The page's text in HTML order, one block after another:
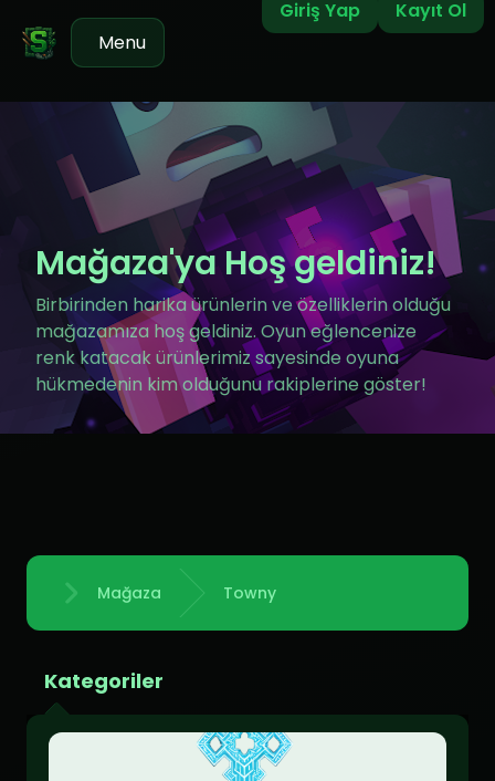
Giriş Yap
Kayıt Ol
Menu
Mağaza'ya Hoş geldiniz!
Birbirinden harika ürünlerin ve özelliklerin olduğu
mağazamıza hoş geldiniz. Oyun eğlencenize
renk katacak ürünlerimiz sayesinde oyuna
hükmedenin kim olduğunu rakiplerine göster!
AnasayfaMağaza Towny
Kategoriler